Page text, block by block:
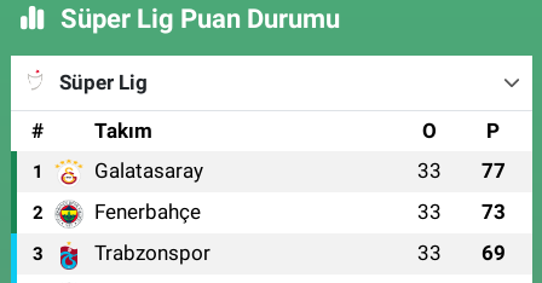
Süper Lig Puan Durumu
Süper Lig
#
Takım O P
1 Galatasaray 33 77
2 Fenerbahçe 33 73
3 Trabzonspor 33 69